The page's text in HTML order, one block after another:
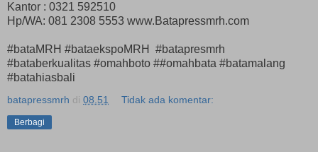
Kantor : 0321 592510
Hp/WA: 081 2308 5553 www.Batapressmrh.com
#bataMRH #bataekspoMRH #batapresmrh
#bataberkualitas #omahboto ##omahbata #batamalang
#batahiasbali
batapressmrh di 08.51 Tidak ada komentar:
Berbagi